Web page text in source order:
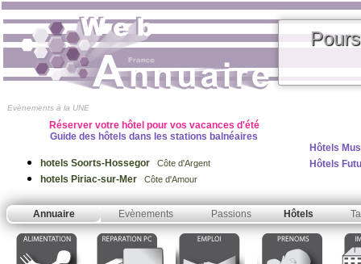
Evènements à la UNE
Réserver votre hôtel pour vos vacances d'été
Guide des hôtels dans les stations balnéaires
hotels Soorts-Hossegor Côte d'Argent
hotels Piriac-sur-Mer Côte d'Amour
Hôtels
Hôtels
Annuaire Evènements Passions Hôtels